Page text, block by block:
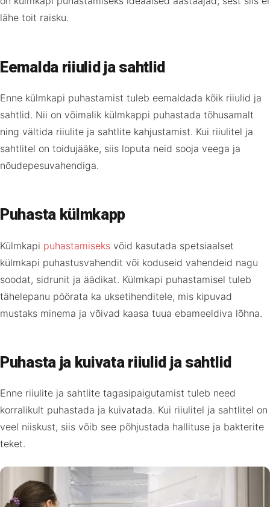
lähe toit raisku.
Eemalda riiulid ja sahtlid
Enne külmkapi puhastamist tuleb eemaldada kõik riiulid ja
sahtlid. Nii on võimalik külmkappi puhastada tõhusamalt
ning vältida riiulite ja sahtlite kahjustamist. Kui riiulitel ja
sahtlitel on toidujääke, siis loputa neid sooja veega ja
nõudepesuvahendiga.
Puhasta külmkapp
Külmkapi puhastamiseks võid kasutada spetsiaalset
külmkapi puhastusvahendit või koduseid vahendeid nagu
soodat, sidrunit ja äädikat. Külmkapi puhastamisel tuleb
tähelepanu pöörata ka uksetihenditele, mis kipuvad
mustaks minema ja võivad kaasa tuua ebameeldiva lõhna.
Puhasta ja kuivata riiulid ja sahtlid
Enne riiulite ja sahtlite tagasipaigutamist tuleb need
korralikult puhastada ja kuivatada. Kui riiulitel ja sahtlitel on
veel niiskust, siis võib see põhjustada hallituse ja bakterite
teket.